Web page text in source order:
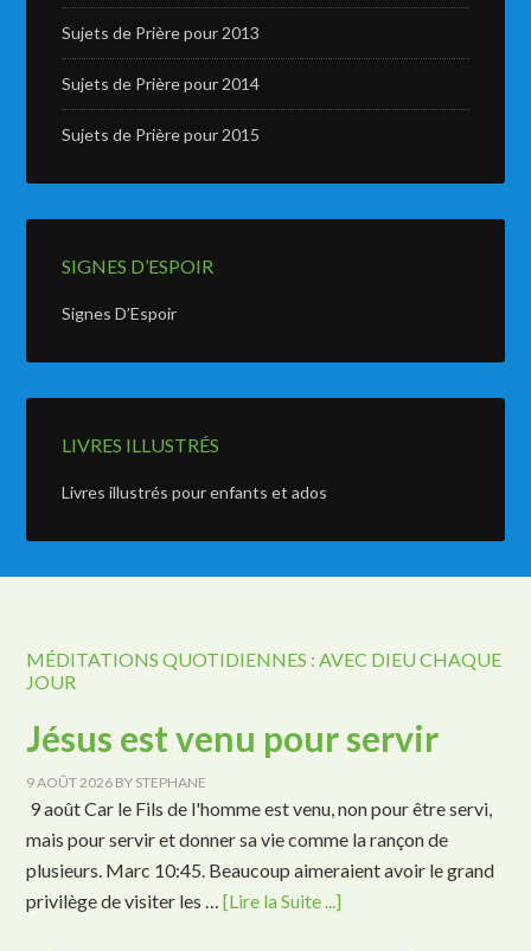
Sujets de Prière pour 2013
Sujets de Prière pour 2014
Sujets de Prière pour 2015
SIGNES D’ESPOIR
Signes D’Espoir
LIVRES ILLUSTRÉS
Livres illustrés pour enfants et ados
MÉDITATIONS QUOTIDIENNES : AVEC DIEU CHAQUE
JOUR
Jésus est venu pour servir
9 AOÛT 2026 BY STEPHANE
9 août Car le Fils de l'homme est venu, non pour être servi,
mais pour servir et donner sa vie comme la rançon de
plusieurs. Marc 10:45. Beaucoup aimeraient avoir le grand
privilège de visiter les …[Lire la Suite ...]